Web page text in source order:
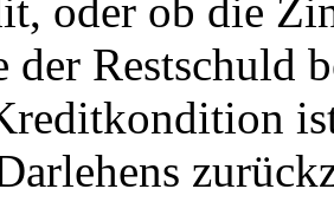
oder ob die
der Restschuld